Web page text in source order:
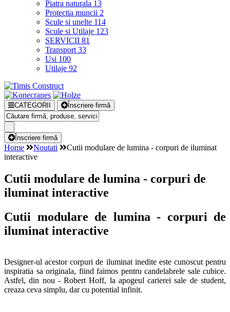
Piatra naturala 13
Protectia muncii 2
Scule si unelte 114
Scule si Utilaje 123
SERVICII 81
Transport 33
Usi 100
Utilaje 92
CATEGORII Înscriere firmă
Înscriere firmă
Home Noutati
Cutii modulare de lumina - corpuri de iluminat
interactive
Cutii modulare de lumina - corpuri de
iluminat interactive
Cutii modulare de lumina - corpuri de
iluminat interactive
Designer-ul acestor corpuri de iluminat inedite este cunoscut pentru
inspiratia sa originala, fiind faimos pentru candelabrele sale cubice.
Astfel, din nou - Robert Hoff, la apogeul carierei sale de student,
creaza ceva simplu, dar cu potential infinit.